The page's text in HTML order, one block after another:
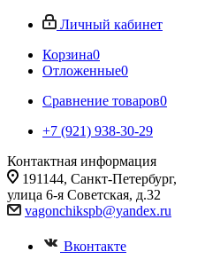
Личный кабинет
Корзина0
Отложенные0
Сравнение товаров0
+7 (921) 938-30-29
Контактная информация
191144, Санкт-Петербург,
улица 6-я Советская, д.32
vagonchikspb@yandex.ru
Вконтакте